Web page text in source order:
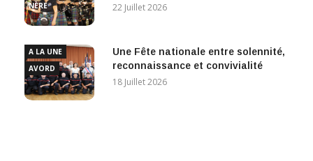
NÈRE
22 Juillet 2026
A LA UNE
AVORD
Une Fête nationale entre solennité,
reconnaissance et convivialité
18 Juillet 2026